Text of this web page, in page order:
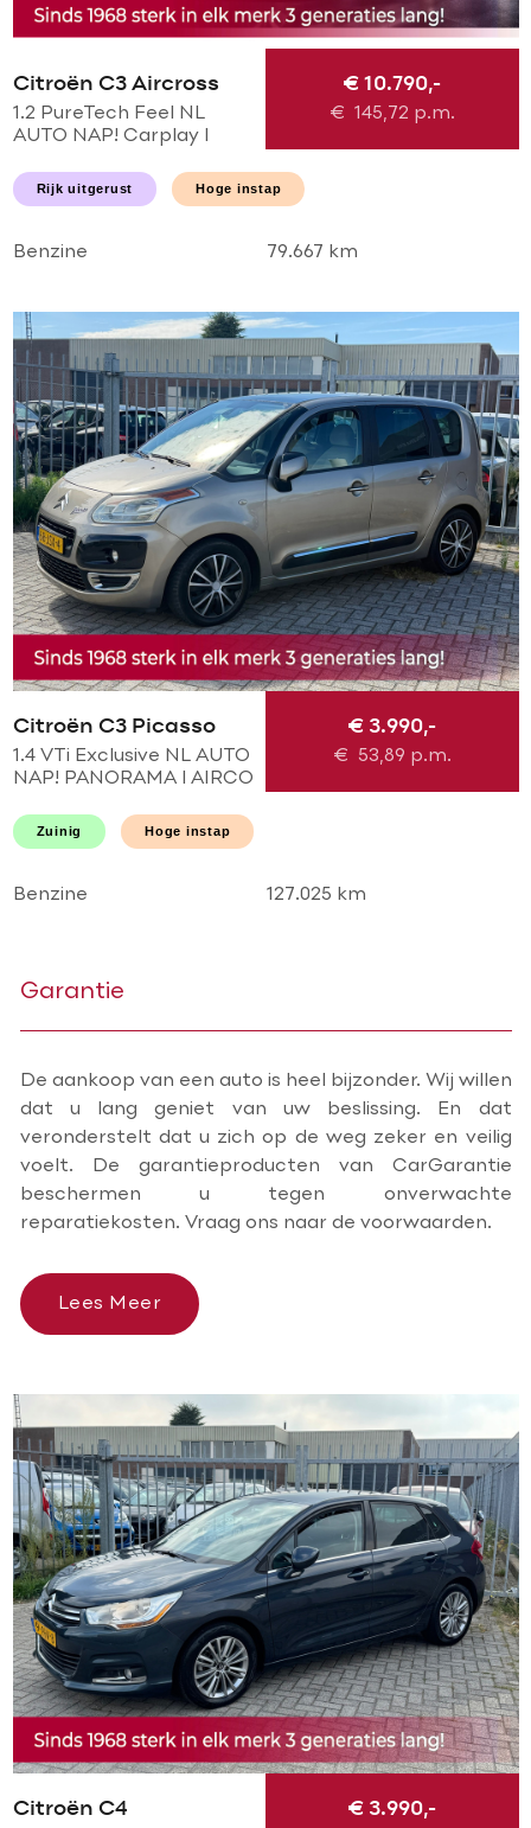
Citroën C3 Aircross
1.2 PureTech Feel NL
AUTO NAP! Carplay l
ECC l CRUISE l
TREKHAAK l
€ 10.790,-
€ 145,72 p.m.
Rijk uitgerust Hoge instap
Benzine 79.667 km
Citroën C3 Picasso
1.4 VTi Exclusive NL AUTO
NAP! PANORAMA l AIRCO
HOGE INSTAP l GOED
ONDERHOUDEN!
€ 3.990,-
€ 53,89 p.m.
Zuinig Hoge instap
Benzine 127.025 km
Garantie
De aankoop van een auto is heel bijzonder. Wij willen
dat u lang geniet van uw beslissing. En dat
veronderstelt dat u zich op de weg zeker en veilig
voelt. De garantieproducten van CarGarantie
beschermen u tegen onverwachte
reparatiekosten. Vraag ons naar de voorwaarden.
Lees Meer
Citroën C4 € 3.990,-